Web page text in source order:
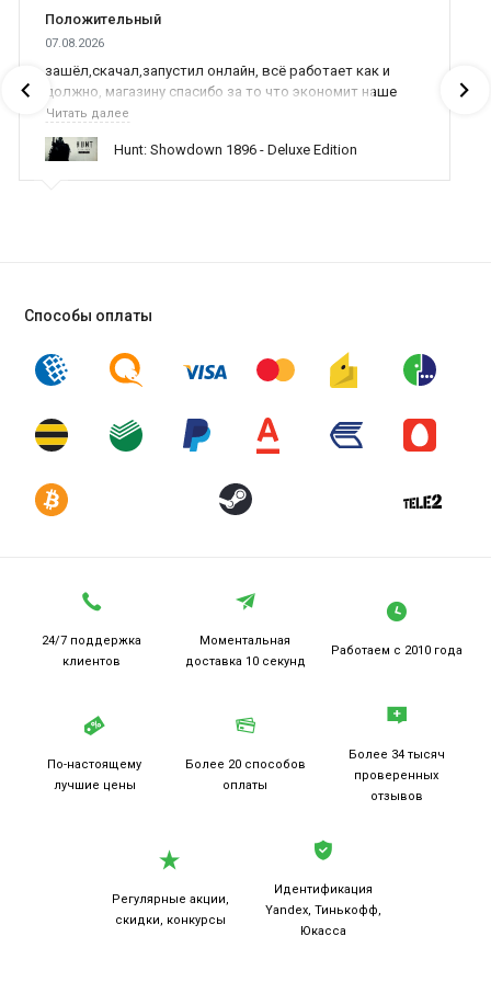
Положительный
07.08.2026
зашёл,скачал,запустил онлайн, всё работает как и
должно, магазину спасибо за то что экономит наше
время,нервы и деньги, ребята вы красава оказываете
поддержку населению и походу из всех только вы и
оказываете помощь
Читать далее
Hunt: Showdown 1896 - Deluxe Edition
Способы оплаты
24/7 поддержка
клиентов
Моментальная
доставка 10 секунд
Работаем с 2010 года
По-настоящему
лучшие цены
Более 20 способов
оплаты
Более 34 тысяч
проверенных
отзывов
Регулярные акции,
скидки, конкурсы
Идентификация
Yandex, Тинькофф,
Юкасса